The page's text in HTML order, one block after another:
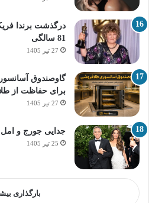
درگذشت برندا
81 سالگی
27 تیر 1405
گاوصندوق
برای حفاظت از
27 تیر 1405
جدایی جورج و
25 تیر 1405
بارگذاری